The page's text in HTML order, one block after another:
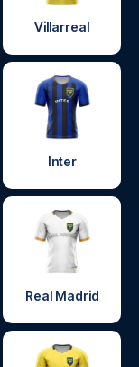
Villarreal
Inter
Real Madrid